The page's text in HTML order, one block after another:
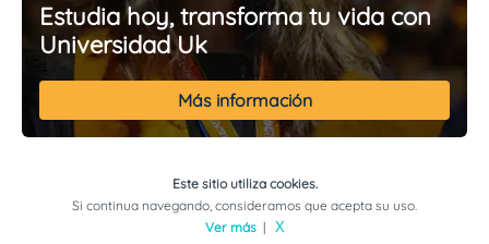
Estudia hoy, transforma tu vida con
Universidad Uk
Más información
Este sitio utiliza cookies.
Si continua navegando, consideramos que acepta su uso.
Ver más| X